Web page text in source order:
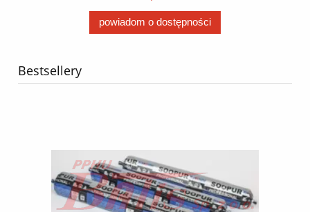
powiadom o dostępności
Bestsellery